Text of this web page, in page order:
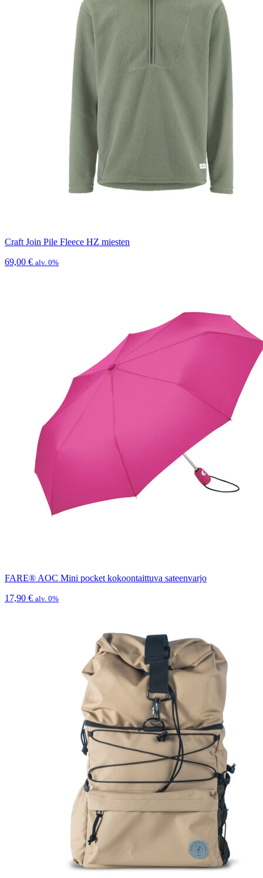
Craft Join Pile Fleece HZ miesten
69,00 € alv. 0%
FARE® AOC Mini pocket kokoontaittuva sateenvarjo
17,90 € alv. 0%